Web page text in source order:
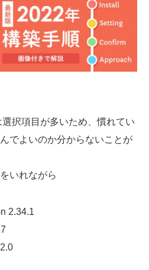
03-6659-5220
択項目が多いため、慣れてい
でよいのか分からないことが
いれながら
2.34.1